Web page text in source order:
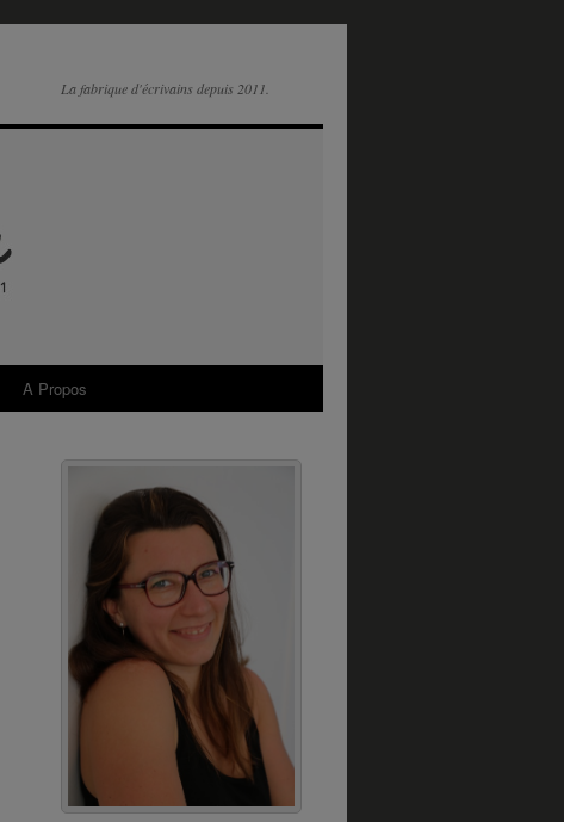
La fabrique d'écrivains depuis 2011.
A Propos